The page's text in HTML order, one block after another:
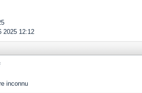
2025 12:12
inconnu